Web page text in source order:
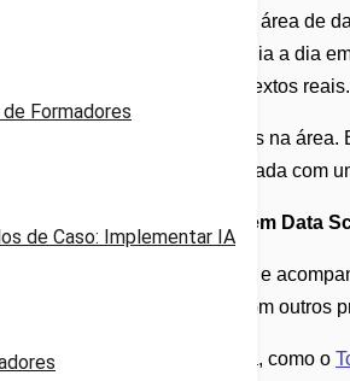
Formadores
de Caso: Implementar IA
candidatares a posições na área de
estando próximo do dia a dia
técnico em contextos reais.
de profissionais mais seniores na
A prática, combinada com
O Poder do Networking em Data
está em constante evolução, e
troques ideias e aprendas com outros
e blogs de referência, como o